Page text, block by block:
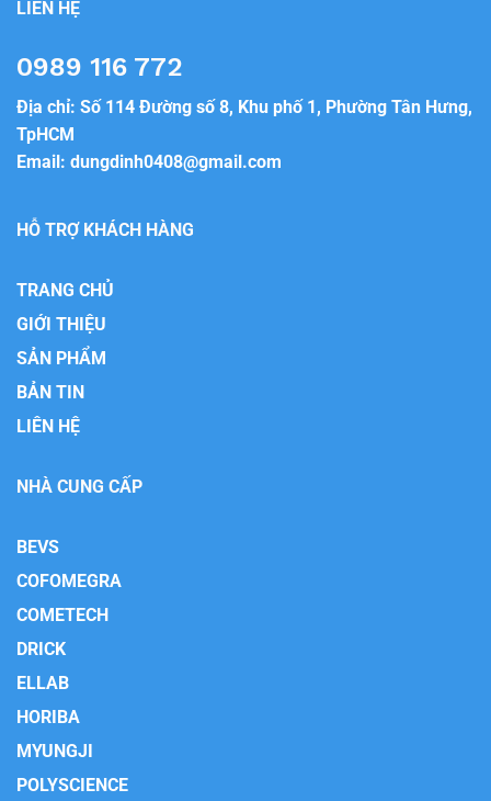
LIÊN HỆ
0989 116 772
Địa chỉ: Số 114 Đường số 8, Khu phố 1, Phường Tân Hưng,
TpHCM
Email: dungdinh0408@gmail.com
HỖ TRỢ KHÁCH HÀNG
TRANG CHỦ
GIỚI THIỆU
SẢN PHẨM
BẢN TIN
LIÊN HỆ
NHÀ CUNG CẤP
BEVS
COFOMEGRA
COMETECH
DRICK
ELLAB
HORIBA
MYUNGJI
POLYSCIENCE